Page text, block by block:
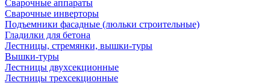
Сварочные аппараты
Сварочные инверторы
Подъемники фасадные (люльки строительные)
Гладилки для бетона
Лестницы, стремянки, вышки-туры
Вышки-туры
Лестницы двухсекционные
Лестницы трехсекционные